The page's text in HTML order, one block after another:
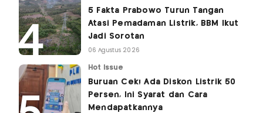
5 Fakta Prabowo Turun Tangan
Atasi Pemadaman Listrik, BBM Ikut
Jadi Sorotan
06 Agustus 2026
Hot Issue
Buruan Cek! Ada Diskon Listrik 50
Persen, Ini Syarat dan Cara
Mendapatkannya